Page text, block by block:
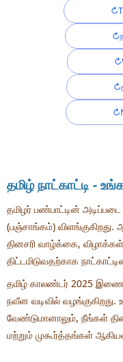
தமிழ் நாட்காட்டி -
தமிழர் பண்பாட்டின்
(பஞ்சாங்கம்)
தினசரி வாழ்க்கை,
திட்டமிடுவதற்காக
தமிழ் காலண்டர் 2025
நவீன வடிவில் வழங்குகிறது.
வேண்டுமானாலும், நீங்கள்
மற்றும் முகூர்த்தங்கள்